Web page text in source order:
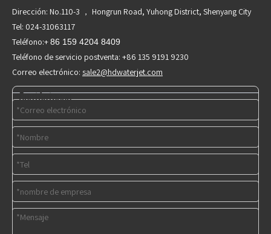
Dirección: No.110-3 ， Hongrun Road, Yuhong District, Shenyang City
Tel: 024-31063117
Teléfono:+86 159 4204 8409
Teléfono de servicio postventa: +86 135 9191 9230
Correo electrónico: sale2@hdwaterjet.com
Contáctenos